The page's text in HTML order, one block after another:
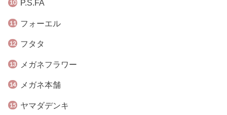
P.S.FA
フォーエル
フタタ
メガネフラワー
メガネ本舗
ヤマダデンキ